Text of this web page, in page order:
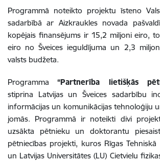
Programmā noteikto projektu īsteno
sadarbībā ar Aizkraukles novada
kopējais finansējums ir 15,2 miljoni eiro,
eiro no Šveices ieguldījuma un 2,3
valsts budžeta.
Programma“Partnerība lietišķās
stiprina Latvijas un Šveices sadarbību
informācijas un komunikācijas tehnoloģiju
jomās. Programmā ir noteikti divi
uzsākta pētnieku un doktorantu
pētniecības projekti, kuros Rīgas Tehniskā
un Latvijas Universitātes (LU) Cietvielu